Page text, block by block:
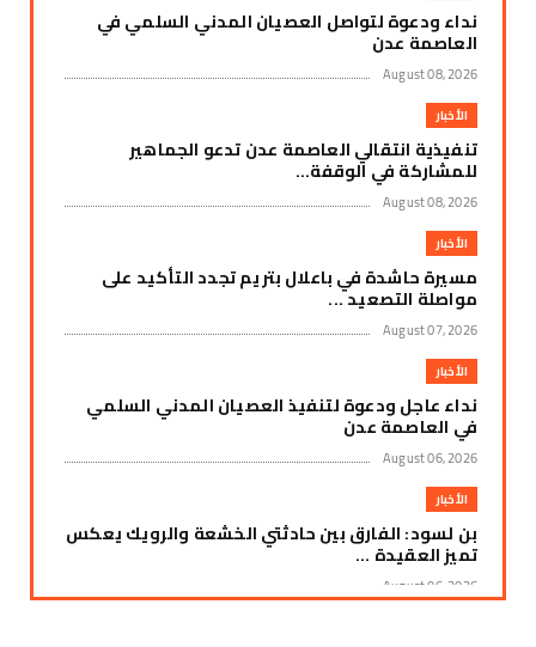
نداء ودعوة لتواصل العصيان المدني السلمي في
العاصمة عدن
August 08, 2026
الأخبار
تنفيذية انتقالي العاصمة عدن تدعو الجماهير
للمشاركة في الوقفة...
August 08, 2026
الأخبار
مسيرة حاشدة في باعلال بتريم تجدد التأكيد على
مواصلة التصعيد ...
August 07, 2026
الأخبار
نداء عاجل ودعوة لتنفيذ العصيان المدني السلمي
في العاصمة عدن
August 06, 2026
الأخبار
بن لسود: الفارق بين حادثتي الخشعة والرويك يعكس
تميز العقيدة ...
August 06, 2026